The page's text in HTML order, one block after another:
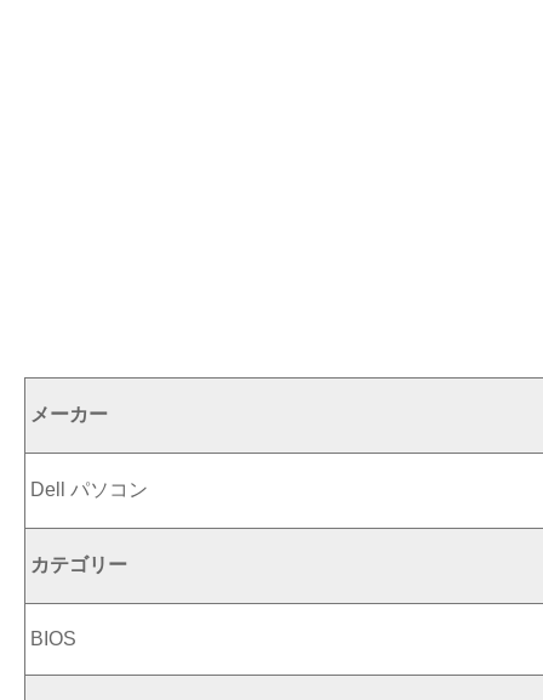
メーカー
Dell パソコン
カテゴリー
BIOS